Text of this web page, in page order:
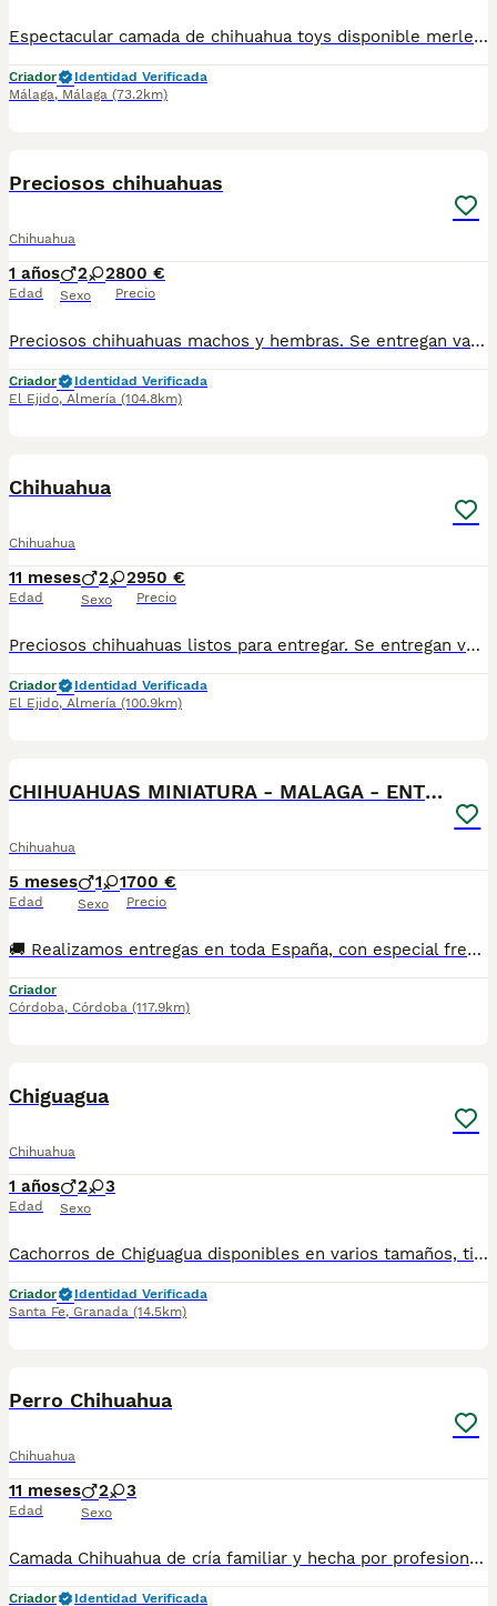
Espectacular camada de chihuahua toys disponible merle Criado en ambiente familiar hay dos machos y una hembra se entrega con su vacuna y desparacitado y su cartilla correspondiente a su edad
Criador
Identidad Verificada
Málaga, Málaga (73.2km)
Preciosos chihuahuas
Chihuahua
1 años
Edad
2 2
Sexo
800 €
Precio
Preciosos chihuahuas machos y hembras. Se entregan vacunados,desparasitados y cartilla veterinaria. Revisados por veterinario. Se mandan fotos sin compromiso Más info 618645328
Criador
Identidad Verificada
El Ejido, Almería (104.8km)
Chihuahua
Chihuahua
11 meses
Edad
2 2
Sexo
950 €
Precio
Preciosos chihuahuas listos para entregar. Se entregan vacunados,desparasitados y cartilla sanitaria. Interesados se manda vídeos y fotos. Tlf 618645328
Criador
Identidad Verificada
El Ejido, Almería (100.9km)
CHIHUAHUAS MINIATURA - MALAGA - ENTREGA
Chihuahua
5 meses
Edad
1 1
Sexo
700 €
Precio
🚚 Realizamos entregas en toda España, con especial frecuencia en **Andalucía**: Sevilla, Málaga, Cádiz, Córdoba, Granada, Jaén, Huelva y Almería. También entregamos habitualmente en Marbella, Jerez de la Frontera, Estepona, Fuengirola, Benalmádena, Mijas, Dos Hermanas y cualquier punto de España. **Entrega 100% a contrarreembolso.** No tendrás que adelantar el importe del cachorro. Lo recibirás en la puerta de tu casa mediante transporte especializado y podrás comprobar que todo está correcto antes de realizar el pago. Nuestros cachorros se entregan: Vacunados y desparasitados según su edad. Con microchip, cartilla veterinaria y documentación al día. Revisados veterinariamente antes de salir de nuestras instalaciones. Procedentes de excelentes líneas, seleccionadas por salud, carácter y morfología. Perfectamente socializados y acostumbrados al contacto diario con personas. ✅ Iniciados en el aprendizaje para hacer sus necesidades sobre empapador, facilitando su adaptación al nuevo hogar. ✅ Con asesoramiento personalizado antes y después de la entrega. Nuestro objetivo no es vender un cachorro más. Queremos que cada familia reciba un compañero sano, equilibrado y criado con el máximo cuidado desde el primer día. 📩 Si deseas fotografías, vídeos o más información, escríbenos por privado. Estaremos encantados de ayudarte a encontrar el compañero perfecto670864332 . .
Criador
Córdoba, Córdoba (117.9km)
Chiguagua
Chihuahua
1 años
Edad
2 3
Sexo
Cachorros de Chiguagua disponibles en varios tamaños, tipos (cabeza de manzana y cabeza de venado, pelo corto y pelo largo) y colores (negro, azul o gris, chocolate, rojo, crema, blanco, sable,..etc). Los perritos se entregan con unos dos meses y medio de edad y sus vacunas correspondientes, desparasitados y certificado de salud Todos los cachorros son descendientes de las mejores líneas nacionales. Se entregan en toda España con transporte de alta calidad preparado para animales, van en vehículo climatizado con chófer particular a cargo del comprador. Si tienes dudas o consultas sobre la raza, podemos resolver tus dudas por whats app ;) Abogamos por una cría en un ambiente familiar con personas con vocación en una cría ética y responsable, y que por encima de todo, aman a los animales. Teléfono / Whats app: 641 92 23 90 Precio a partir de 800€
Criador
Identidad Verificada
Santa Fe, Granada (14.5km)
Perro Chihuahua
Chihuahua
11 meses
Edad
2 3
Sexo
Camada Chihuahua de cría familiar y hecha por profesionales con vocación, y con años de experiencia y buenas prácticas. Disponibles tanto machos como hembras, en varios colores (negro, azul o gris, chocolate, rojo, crema, blanco, sable,..etc). Criadores con más trayectoria y buenas opiniones amasadas al largo de muchos años en la cría experta y profesional del perro Chiguagua (cría ética, controlada y nacional). Todas las camadas están supervisadas desde su nacimiento hasta tu entrega, por veterinarios y por un equipo técnico y humano que vela por su cuidado y bienestar. Llámanos o háblanos por whats app, y estaremos encantados de atenderte y de charlar contigo para solventar y responder a todas tus dudas y consultas. Teléfono / Whats app: 641 92 23 90 Precio a partir de 800€
Criador Identidad Verificada